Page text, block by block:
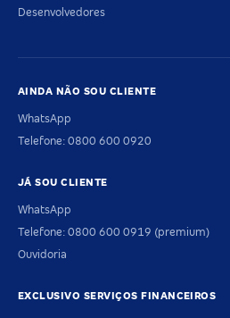
Desenvolvedores
AINDA NÃO SOU CLIENTE
WhatsApp
Telefone: 0800 600 0920
JÁ SOU CLIENTE
WhatsApp
Telefone: 0800 600 0919 (premium)
Ouvidoria
EXCLUSIVO SERVIÇOS FINANCEIROS